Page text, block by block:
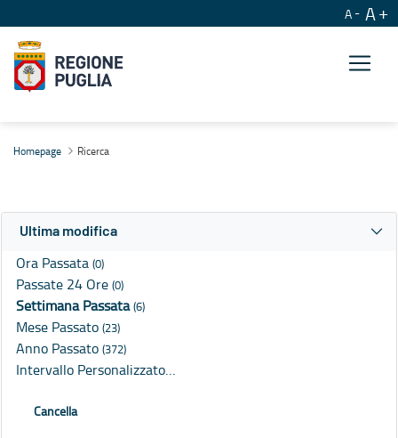
A A
Homepage Ricerca
Ultima modifica
Ora Passata (0)
Passate 24 Ore (0)
Settimana Passata(6)
Mese Passato (23)
Anno Passato (372)
Intervallo Personalizzato…
Cancella